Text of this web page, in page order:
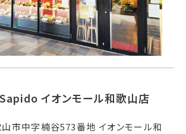
イオンモール和歌山店
市中字楠谷573番地 イオンモール和